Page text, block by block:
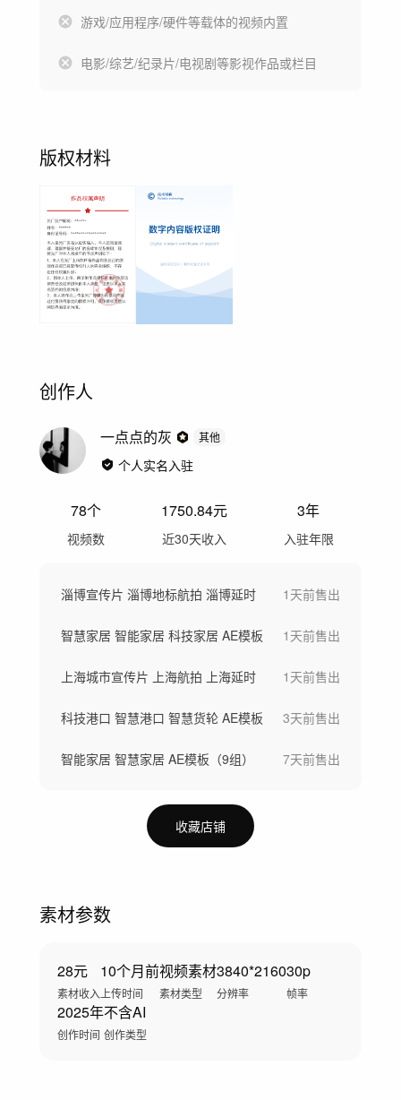
游戏/应用程序/硬件等载体的视频内置
电影/综艺/纪录片/电视剧等影视作品或栏目
版权材料
创作人
一点点的灰 其他
个人实名入驻
78个
视频数
1750.84元
近30天收入
3年
入驻年限
淄博宣传片 淄博地标航拍 淄博延时 1天前售出
智慧家居 智能家居 科技家居 AE模板 1天前售出
上海城市宣传片 上海航拍 上海延时 1天前售出
科技港口 智慧港口 智慧货轮 AE模板 3天前售出
智能家居 智慧家居 AE模板（9组） 7天前售出
收藏店铺
素材参数
28元
素材收入
10个月前
上传时间
视频素材
素材类型
3840*2160
分辨率
30p
帧率
2025年
创作时间
不含AI
创作类型